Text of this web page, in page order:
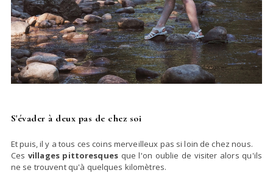
S'évader à deux pas de chez soi
Et puis, il y a tous ces coins merveilleux pas si loin de chez nous.
Ces villages pittoresques que l'on oublie de visiter alors qu'ils
ne se trouvent qu'à quelques kilomètres.